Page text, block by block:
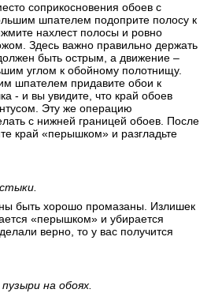
соприкосновения обоев с
шпателем подоприте полосу к
нахлест полосы и ровно
Здесь важно правильно держать
быть острым, а движение –
углом к обойному полотнищу.
шпателем придавите обои к
- и вы увидите, что край обоев
Эту же операцию
с нижней границей обоев. После
край «перышком» и разгладьте
быть хорошо промазаны. Излишек
«перышком» и убирается
верно, то у вас получится
на обоях.